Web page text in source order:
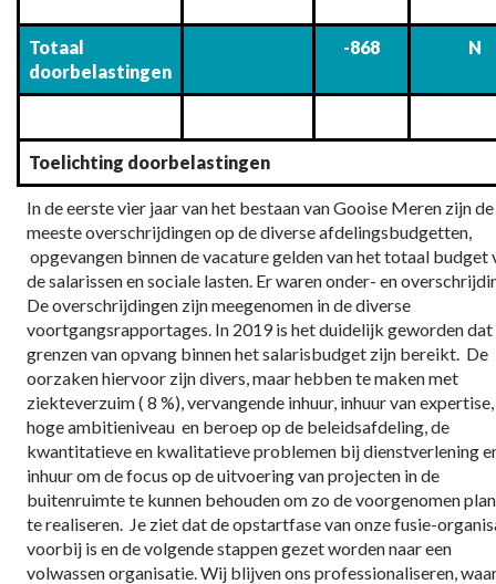
Totaal
doorbelastingen
-868 N
Toelichting doorbelastingen
In de eerste vier jaar van het bestaan van Gooise Meren zijn de
meeste overschrijdingen op de diverse afdelingsbudgetten,
opgevangen binnen de vacature gelden van het totaal budget
de salarissen en sociale lasten. Er waren onder- en
De overschrijdingen zijn meegenomen in de diverse
voortgangsrapportages. In 2019 is het duidelijk geworden dat
grenzen van opvang binnen het salarisbudget zijn bereikt. De
oorzaken hiervoor zijn divers, maar hebben te maken met
ziekteverzuim ( 8 %), vervangende inhuur, inhuur van
hoge ambitieniveau en beroep op de beleidsafdeling, de
kwantitatieve en kwalitatieve problemen bij dienstverlening
inhuur om de focus op de uitvoering van projecten in de
buitenruimte te kunnen behouden om zo de voorgenomen
te realiseren. Je ziet dat de opstartfase van onze fusie-
voorbij is en de volgende stappen gezet worden naar een
volwassen organisatie. Wij blijven ons professionaliseren,